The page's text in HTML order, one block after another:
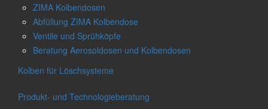
ZIMA Kolbendosen
Abfüllung ZIMA Kolbendose
Ventile und Sprühköpfe
Beratung Aerosoldosen und Kolbendosen
Kolben für Löschsysteme
Produkt- und Technologieberatung